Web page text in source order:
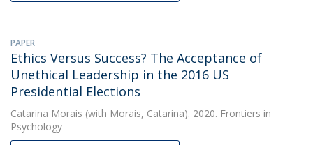
PAPER
Ethics Versus Success? The Acceptance of
Unethical Leadership in the 2016 US
Presidential Elections
Catarina Morais (with Morais, Catarina). 2020. Frontiers in
Psychology